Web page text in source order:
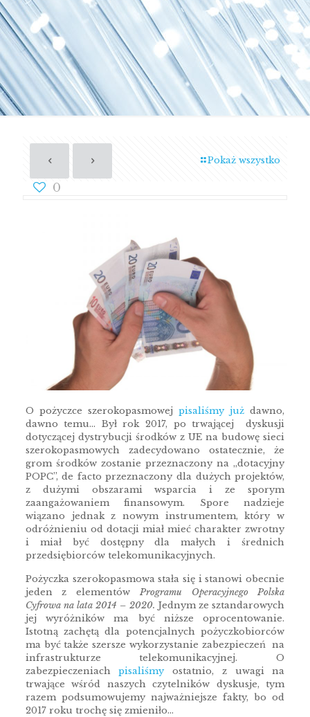
Pokaż wszystko
0
O pożyczce szerokopasmowejpisaliśmy jużdawno,
dawno temu… Był rok 2017, po trwającej dyskusji
dotyczącej dystrybucji środków z UE na budowę sieci
szerokopasmowych zadecydowano ostatecznie, że
grom środków zostanie przeznaczony na „dotacyjny
POPC”, de facto przeznaczony dla dużych projektów,
z dużymi obszarami wsparcia i ze sporym
zaangażowaniem finansowym. Spore nadzieje
wiązano jednak z nowym instrumentem, który w
odróżnieniu od dotacji miał mieć charakter zwrotny
i miał być dostępny dla małych i średnich
przedsiębiorców telekomunikacyjnych.
Pożyczka szerokopasmowa stała się i stanowi obecnie
jeden z elementów Programu Operacyjnego Polska
Cyfrowa na lata 2014 – 2020. Jednym ze sztandarowych
jej wyróżników ma być niższe oprocentowanie.
Istotną zachętą dla potencjalnych pożyczkobiorców
ma być także szersze wykorzystanie zabezpieczeń na
infrastrukturze telekomunikacyjnej. O
zabezpieczeniachpisaliśmyostatnio, z uwagi na
trwające wśród naszych czytelników dyskusje, tym
razem podsumowujemy najważniejsze fakty, bo od
2017 roku trochę się zmieniło…